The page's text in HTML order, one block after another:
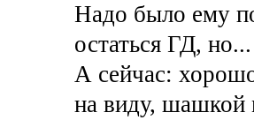
Надо было ему
остаться ГД,
А сейчас:
на виду, шашкой